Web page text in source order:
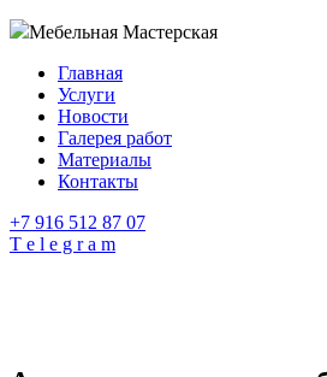
Мебельная Мастерская
Главная
Услуги
Новости
Галерея работ
Материалы
Контакты
+7 916 512 87 07
T e l e g r a m